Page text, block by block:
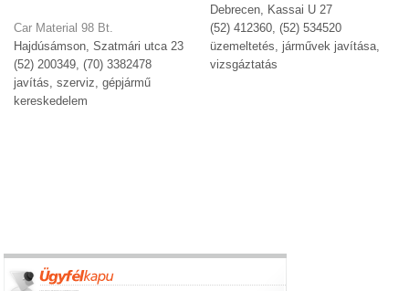
Car Material 98 Bt.
Hajdúsámson, Szatmári utca 23
(52) 200349, (70) 3382478
javítás, szerviz, gépjármű
kereskedelem
Debrecen, Kassai U 27
(52) 412360, (52) 534520
üzemeltetés, járművek javítása,
vizsgáztatás